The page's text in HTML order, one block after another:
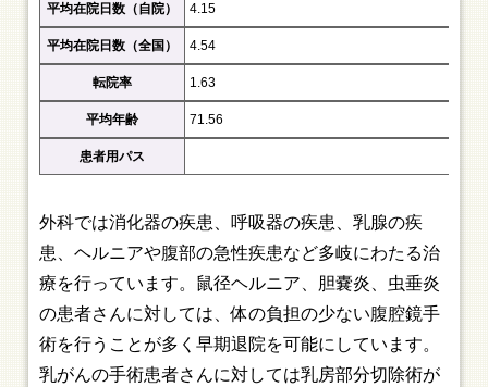
平均在院日数（自院）
平均在院日数（全国）
転院率
平均年齢
患者用パス
4.15
4.54
1.63
71.56
外科では消化器の疾患、呼吸器の疾患、乳腺の疾
患、ヘルニアや腹部の急性疾患など多岐にわたる治
療を行っています。鼠径ヘルニア、胆嚢炎、虫垂炎
の患者さんに対しては、体の負担の少ない腹腔鏡手
術を行うことが多く早期退院を可能にしています。
乳がんの手術患者さんに対しては乳房部分切除術が